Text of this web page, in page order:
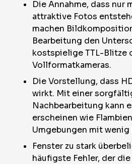
Die Annahme, dass nur
attraktive Fotos
machen
Bearbeitung den
kostspielige TTL-Blitze
Vollformatkameras.
Die Vorstellung, dass
wirkt. Mit einer
Nachbearbeitung kann
erscheinen wie
Umgebungen mit
Fenster zu stark
häufigste Fehler, der